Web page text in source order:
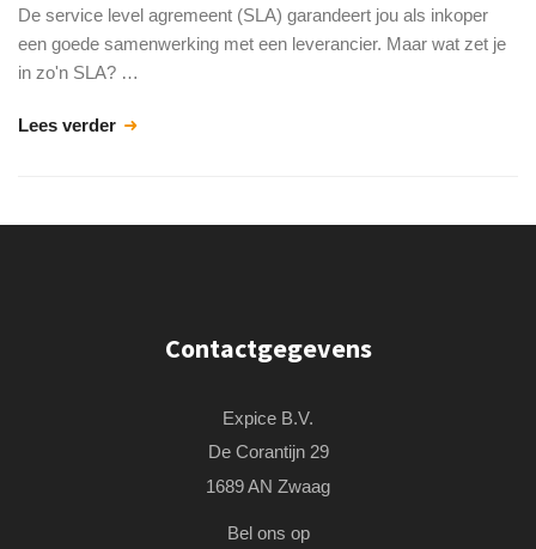
De service level agremeent (SLA) garandeert jou als inkoper
een goede samenwerking met een leverancier. Maar wat zet je
in zo'n SLA? …
Lees verder
Contactgegevens
Expice B.V.
De Corantijn 29
1689 AN Zwaag
Bel ons op